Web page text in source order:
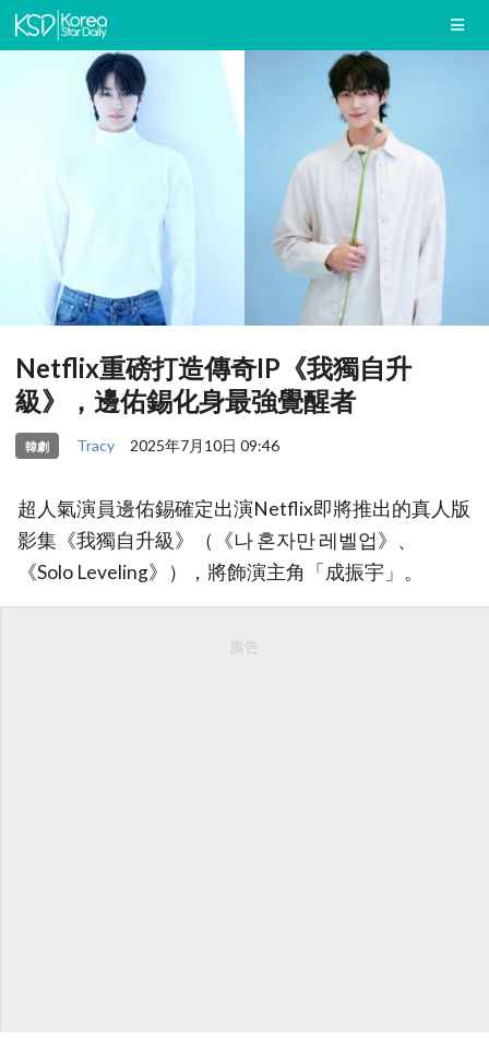
Netflix重磅打造傳奇IP《我獨自升
級》，邊佑錫化身最強覺醒者
韓劇 Tracy 2025年7月10日 09:46
超人氣演員邊佑錫確定出演Netflix即將推出的真人版
影集《我獨自升級》（《나 혼자만 레벨업》、
《Solo Leveling》），將飾演主角「成振宇」。
廣告